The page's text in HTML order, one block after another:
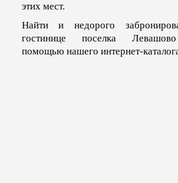
этих мест.
Найти и недорого
гостинице поселка
помощью нашего интернет-